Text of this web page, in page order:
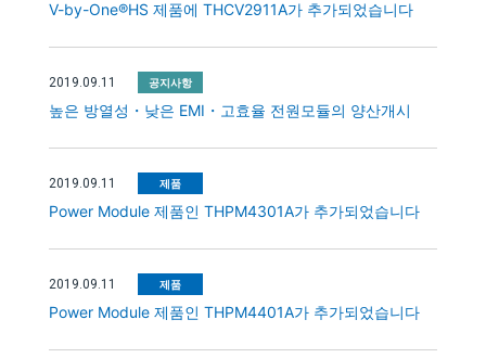
V-by-One®HS 제품에 THCV2911A가 추가되었습니다
2019.09.11 공지사항
높은 방열성・낮은 EMI・고효율 전원모듈의 양산개시
2019.09.11 제품
Power Module 제품인 THPM4301A가 추가되었습니다
2019.09.11 제품
Power Module 제품인 THPM4401A가 추가되었습니다